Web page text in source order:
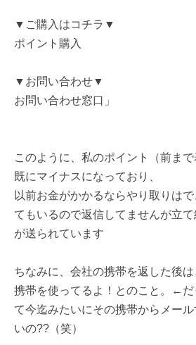
▼ご購入はコチラ▼
ポイント購入
▼お問い合わせ▼
お問い合わせ窓口」
このように、私のポイント（前ま
既にマイナスになっており、
以前お金がかかるならやり取りは
てもいるので返信してませんが立
が送られています
ちなみに、会社の携帯を返した後
携帯を使ってるよ！とのこと。←だ
て今迄みたいにその携帯からメー
いの??（笑）